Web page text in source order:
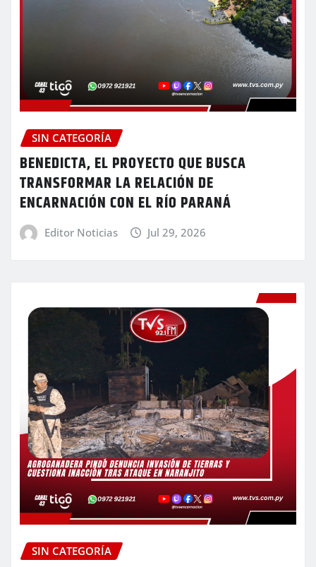
SIN CATEGORÍA
BENEDICTA, EL PROYECTO QUE BUSCA
TRANSFORMAR LA RELACIÓN DE
ENCARNACIÓN CON EL RÍO PARANÁ
Editor Noticias Jul 29, 2026
SIN CATEGORÍA